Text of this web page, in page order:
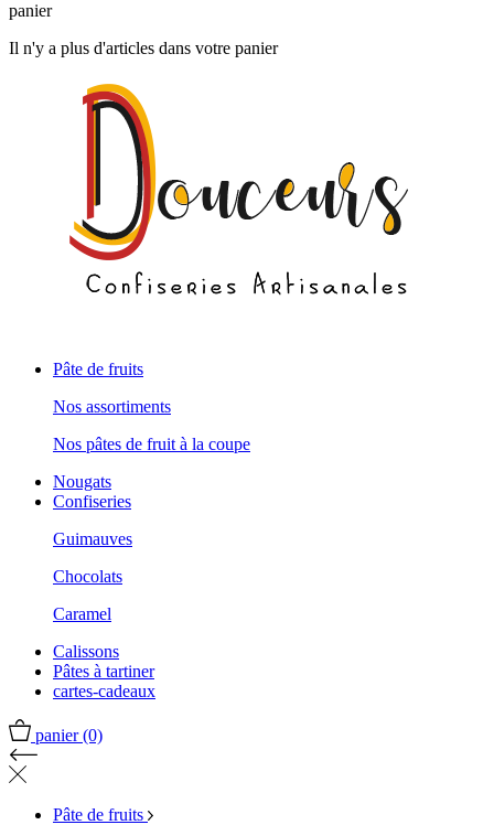
panier
Il n'y a plus d'articles dans votre panier
Pâte de fruits
Nos assortiments
Nos pâtes de fruit à la coupe
Nougats
Confiseries
Guimauves
Chocolats
Caramel
Calissons
Pâtes à tartiner
cartes-cadeaux
panier(0)
Pâte de fruits